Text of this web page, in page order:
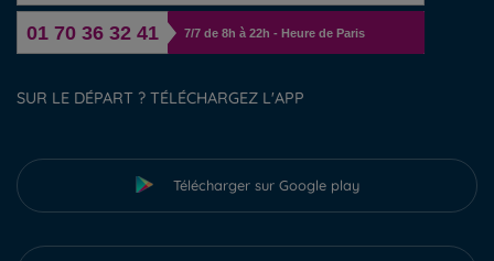
01 70 36 32 41 7/7 de 8h à 22h - Heure de Paris
SUR LE DÉPART ? TÉLÉCHARGEZ L'APP
Télécharger sur Google play